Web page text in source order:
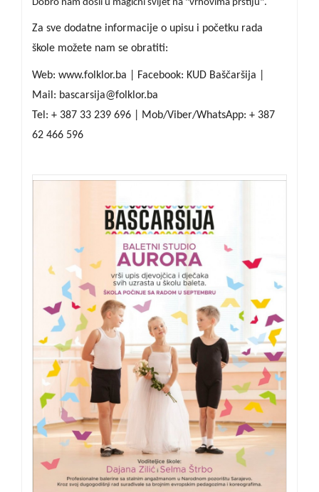
Dobro nam došli u magični svijet na "vrhovima prstiju".
Za sve dodatne informacije o upisu i početku rada
škole možete nam se obratiti:
Web: www.folklor.ba | Facebook: KUD Baščaršija |
Mail: bascarsija@folklor.ba
Tel: + 387 33 239 696 | Mob/Viber/WhatsApp: + 387
62 466 596